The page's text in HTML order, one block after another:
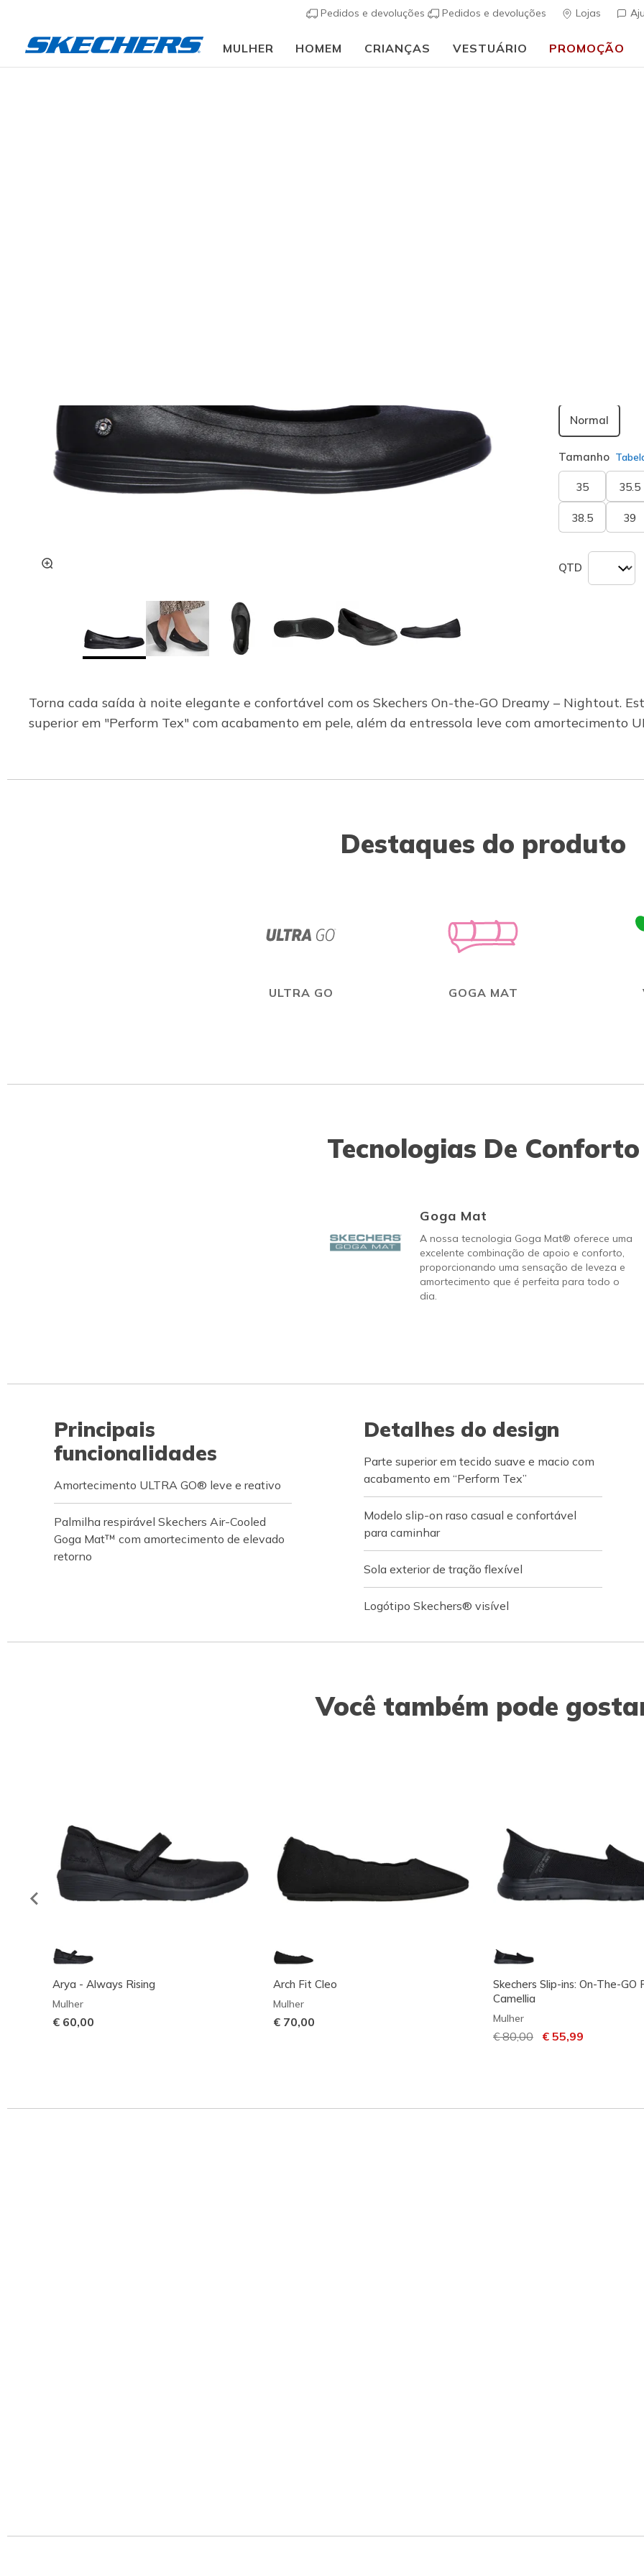
Pedidos e devoluções Pedidos e devoluções Lojas
MULHER HOMEM CRIANÇAS VESTUÁRIO PROMOÇÃO
Normal
Tamanho
35 35.5
38.5 39
QTD
Torna cada saída à noite elegante e confortável com os Skechers On-the-GO Dreamy – Nightout.
superior em "Perform Tex" com acabamento em pele, além da entressola leve com amortecimento
Destaques do produto
ULTRA GO GOGA MAT
Tecnologias De Conforto
Goga Mat
A nossa tecnologia Goga Mat® oferece uma
excelente combinação de apoio e conforto,
proporcionando uma sensação de leveza e
amortecimento que é perfeita para todo o
dia.
Principais
funcionalidades
Amortecimento ULTRA GO® leve e reativo
Palmilha respirável Skechers Air-Cooled
Goga Mat™ com amortecimento de elevado
retorno
Detalhes do design
Parte superior em tecido suave e macio com
acabamento em “Perform Tex”
Modelo slip-on raso casual e confortável
para caminhar
Sola exterior de tração flexível
Logótipo Skechers® visível
Você também pode
Arya - Always Rising
Mulher
€ 60,00
Arch Fit Cleo
Mulher
€ 70,00
Skechers Slip-ins: On-The-GO
Camellia
Mulher
Preço com desconto de
€ 80,00 para
€ 55,99